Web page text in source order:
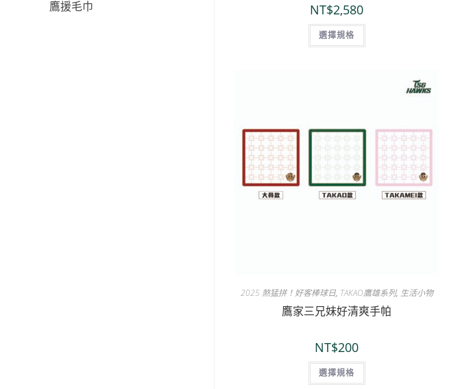
NT$2,580
選擇規格
2025 煞猛拼！好客棒球日, TAKAO鷹雄系列, 生活小物
鷹家三兄妹好清爽手帕
NT$200
選擇規格
鷹援毛巾